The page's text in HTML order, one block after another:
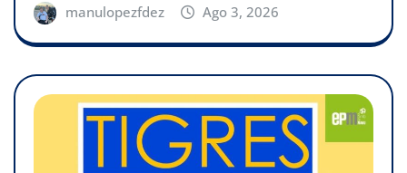
manulopezfdez Ago 3, 2026